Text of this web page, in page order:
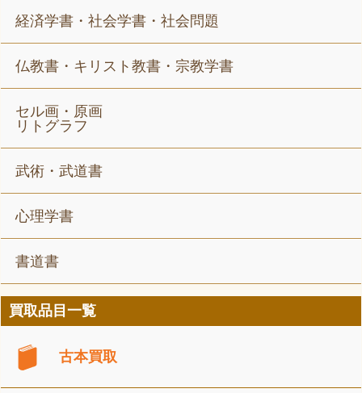
経済学書・社会学書・社会問題
仏教書・キリスト教書・宗教学書
セル画・原画
リトグラフ
武術・武道書
心理学書
書道書
買取品目一覧
古本買取